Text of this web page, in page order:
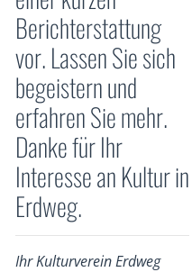
Berichterstattung
vor. Lassen Sie sich
begeistern und
erfahren Sie mehr.
Danke für Ihr
Interesse an Kultur in
Erdweg.
Ihr Kulturverein Erdweg